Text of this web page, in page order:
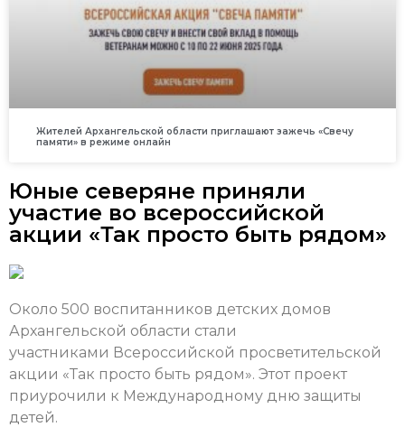
Жителей Архангельской области приглашают зажечь «Свечу
памяти» в режиме онлайн
Юные северяне приняли
участие во всероссийской
акции «Так просто быть рядом»
Около 500 воспитанников детских домов
Архангельской области стали
участниками Всероссийской просветительской
акции «Так просто быть рядом». Этот проект
приурочили к Международному дню защиты
детей.